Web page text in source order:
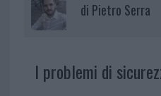
di Pietro Serra
I problemi di